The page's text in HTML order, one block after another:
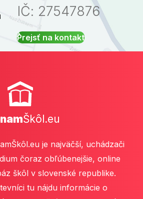
IČ: 27547876
Prejsť na kontakt
Škôl.eu
je najväčší, uchádzači
čoraz obľúbenejšie, online
škôl v slovenské republike.
tu nájdu informácie o